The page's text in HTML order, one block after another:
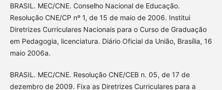
BRASIL. MEC/CNE. Conselho Nacional de Educação.
Resolução CNE/CP nº 1, de 15 de maio de 2006. Institui
Diretrizes Curriculares Nacionais para o Curso de Graduação
em Pedagogia, licenciatura. Diário Oficial da União, Brasília, 16
maio 2006a.
BRASIL. MEC/CNE. Resolução CNE/CEB n. 05, de 17 de
dezembro de 2009. Fixa as Diretrizes Curriculares para a